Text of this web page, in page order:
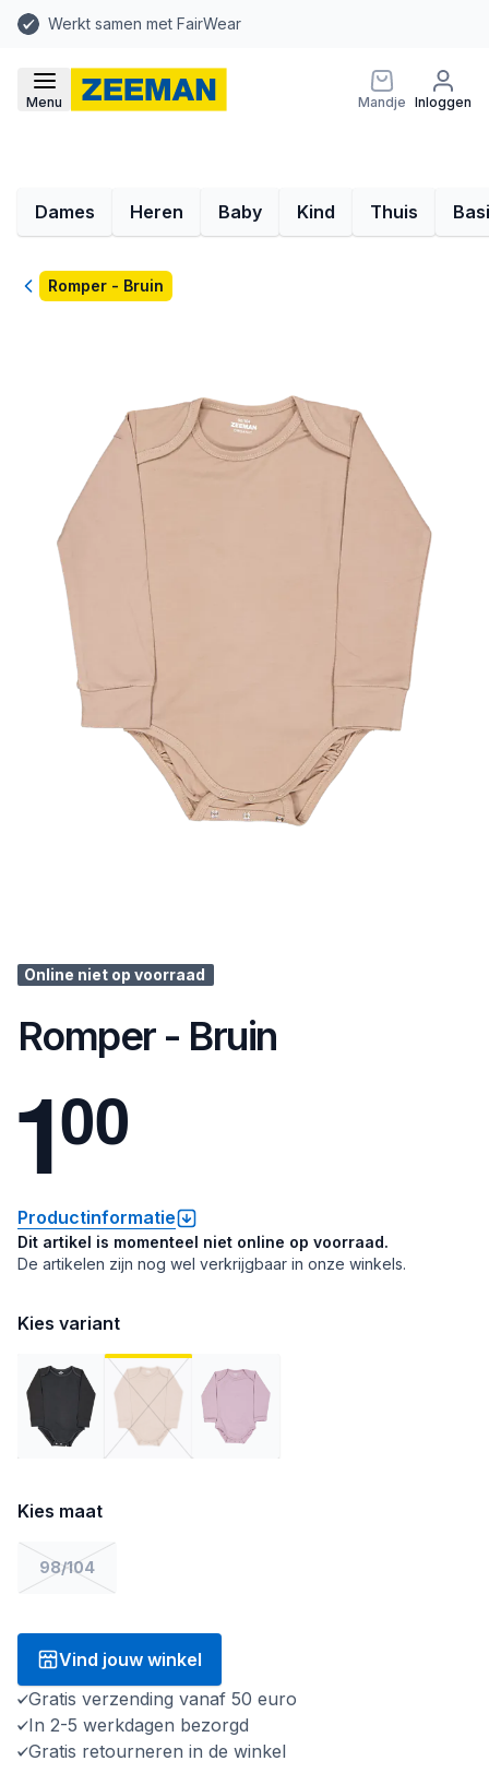
Werkt samen met FairWear
Menu Mandje Inloggen
Dames Heren Baby Kind Thuis
TerugRomper - Bruin
Online niet op voorraad
Romper - Bruin
100
Productinformatie
Dit artikel is momenteel niet online op voorraad.
De artikelen zijn nog wel verkrijgbaar in onze winkels.
Kies variant
Kies maat
98/104
Vind jouw winkel
Gratis verzending vanaf 50 euro
In 2-5 werkdagen bezorgd
Gratis retourneren in de winkel